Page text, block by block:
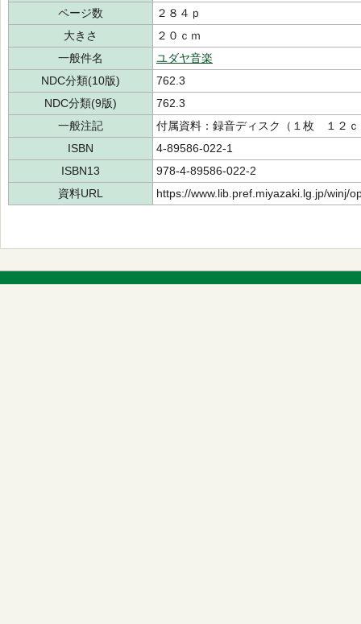
ページ数
２８４ｐ
大きさ
２０ｃｍ
一般件名
ユダヤ音楽
NDC分類(10版)
762.3
NDC分類(9版)
762.3
一般注記
付属資料：録音ディスク（１枚 １２ｃ
ISBN
4-89586-022-1
ISBN13
978-4-89586-022-2
資料URL
https://www.lib.pref.miyazaki.lg.jp/winj/